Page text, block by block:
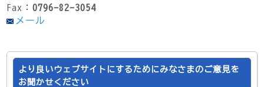
Fax：0796-82-3054
メール
より良いウェブサイトにするためにみなさまのご意見を
お聞かせください